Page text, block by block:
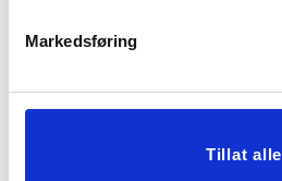
Markedsføring
Tillat alle
Vis mer